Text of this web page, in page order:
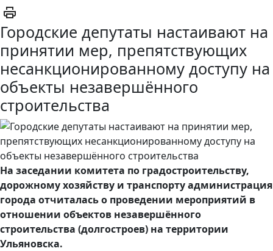
Городские депутаты настаивают на
принятии мер, препятствующих
несанкционированному доступу на
объекты незавершённого
строительства
На заседании комитета по градостроительству,
дорожному хозяйству и транспорту администрация
города отчиталась о проведении мероприятий в
отношении объектов незавершённого
строительства (долгостроев) на территории
Ульяновска.